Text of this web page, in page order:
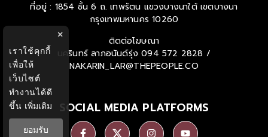
ที่อยู่ : 1854 ชั้น 6 ถ. เทพรัตน แขวงบางนาใต้ เขตบางนา
กรุงเทพมหานคร 10260
ติดต่อโฆษณา
นครินทร์ ลาภอนันด์รุ่ง 094 572 2828 /
NAKARIN_LAR@THEPEOPLE.CO
SOCIAL MEDIA PLATFORMS
×
เราใช้คุกกี้
เพื่อให้
เว็บไซต์
ทำงานได้ดี
ขึ้น เพิ่มเติม
ยอมรับ